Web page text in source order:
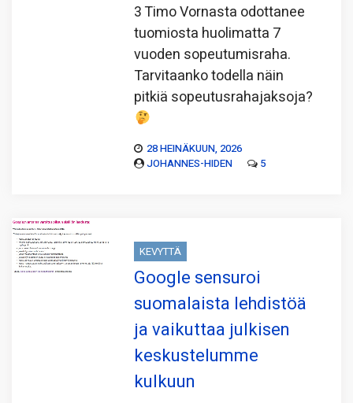
3 Timo Vornasta odottanee
tuomiosta huolimatta 7
vuoden sopeutumisraha.
Tarvitaanko todella näin
pitkiä sopeutusrahajaksoja?
28 HEINÄKUUN, 2026
JOHANNES-HIDEN
5
KEVYTTÄ
Google sensuroi
suomalaista lehdistöä
ja vaikuttaa julkisen
keskustelumme
kulkuun